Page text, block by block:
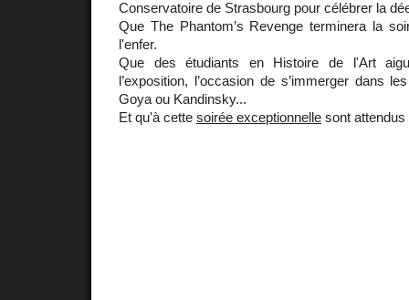
Conservatoire de Strasbourg pour célébrer la
Que The Phantom’s Revenge terminera la
l'enfer.
Que des étudiants en Histoire de l'Art
l’exposition, l’occasion de s’immerger dans
Goya ou Kandinsky...
Et qu'à cette soirée exceptionnelle sont attendus